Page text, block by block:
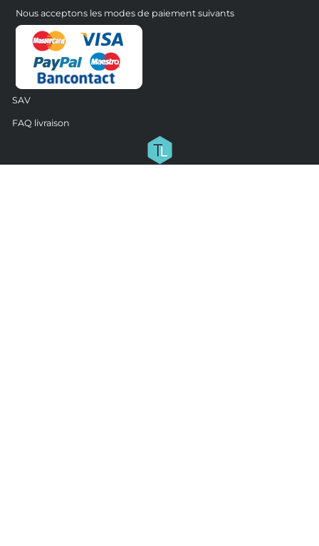
Nous acceptons les modes de paiement suivants
SAV
FAQ livraison